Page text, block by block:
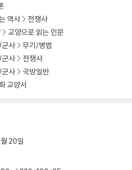
역사
전쟁사
교양으로 읽는 인문
사
무기/병법
사
전쟁사
사
국방일반
교양서
20일